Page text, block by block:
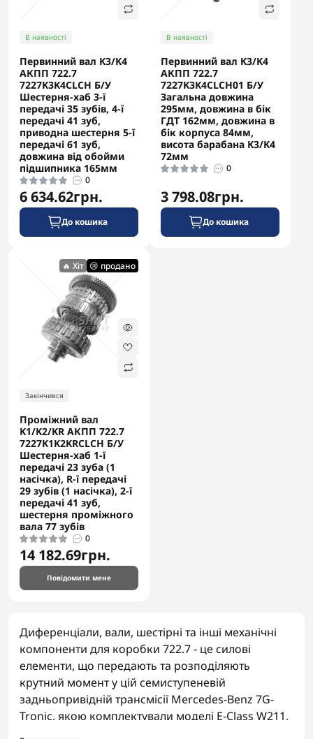
Контрактна (вживана) коробка чи ремонт рідної: що
вигідніше та надійніше
22 липня
В наявності
Первинний вал K3/K4
АКПП 722.7
7227K3K4CLCH Б/У
Шестерня-хаб 3-ї
передачі 35 зубів, 4-ї
передачі 41 зуб,
приводна шестерня 5-ї
передачі 61 зуб,
довжина від обойми
підшипника 165мм
0
6 634.62грн.
До кошика
В наявності
Первинний вал K3/K4
АКПП 722.7
7227K3K4CLCH01 Б/У
Загальна довжина
295мм, довжина в бік
ГДТ 162мм, довжина в
бік корпуса 84мм,
висота барабана K3/K4
72мм
0
3 798.08грн.
До кошика
🔥 Хіт 😢 продано
Закінчився
Проміжний вал
K1/K2/KR АКПП 722.7
7227K1K2KRCLCH Б/У
Шестерня-хаб 1-ї
передачі 23 зуба (1
насічка), R-ї передачі
29 зубів (1 насічка), 2-ї
передачі 41 зуб,
шестерня проміжного
вала 77 зубів
0
14 182.69грн.
Повідомити мене
Диференціали, вали, шестірні та інші механічні
компоненти для коробки 722.7 - це силові
елементи, що передають та розподіляють
крутний момент у цій семиступеневій
задньопривідній трансмісії Mercedes-Benz 7G-
Tronic, якою комплектували моделі E-Class W211,